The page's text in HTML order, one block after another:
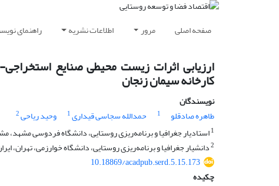
صفحه اصلی مرور اطلاعات نشریه راهنمای
ارزیابی اثرات زیست محیطی صنایع
کارخانه سیمان زنجان
نویسندگان
طاهره صادقلو
1 حمدالله سجاسی قیداری1 وحید ریاحی2
1استادیار جغرافیا و برنامه‌ریزی روستایی، دانشگاه فردوسی مشهد،
2دانشیار جغرافیا و برنامه‌ریزی روستایی، دانشگاه خوارزمی، تهران،
10.18869/acadpub.serd.5.15.173
چکیده